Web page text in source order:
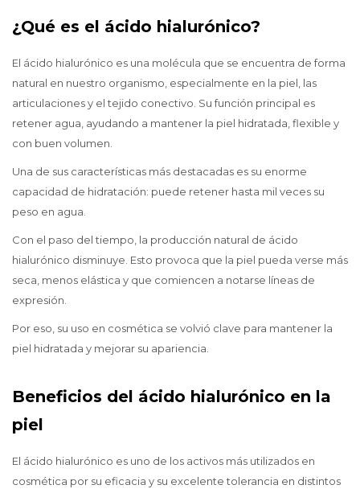
¿Qué es el ácido hialurónico?
El ácido hialurónico es una molécula que se encuentra de forma
natural en nuestro organismo, especialmente en la piel, las
articulaciones y el tejido conectivo. Su función principal es
retener agua, ayudando a mantener la piel hidratada, flexible y
con buen volumen.
Una de sus características más destacadas es su enorme
capacidad de hidratación: puede retener hasta mil veces su
peso en agua.
Con el paso del tiempo, la producción natural de ácido
hialurónico disminuye. Esto provoca que la piel pueda verse más
seca, menos elástica y que comiencen a notarse líneas de
expresión.
Por eso, su uso en cosmética se volvió clave para mantener la
piel hidratada y mejorar su apariencia.
Beneficios del ácido hialurónico en la
piel
El ácido hialurónico es uno de los activos más utilizados en
cosmética por su eficacia y su excelente tolerancia en distintos